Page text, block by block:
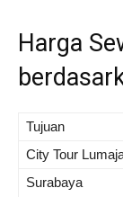
Harga
Tujuan
City Tour
Surabaya